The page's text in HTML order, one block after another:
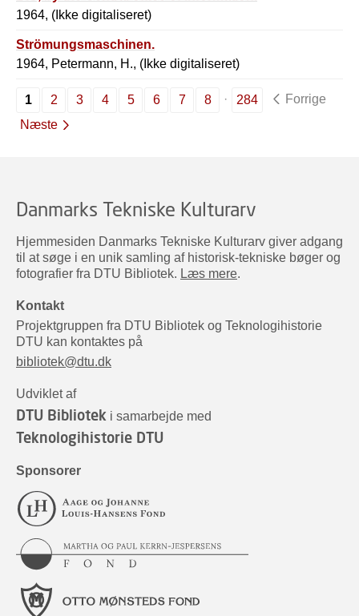
1964, (Ikke digitaliseret)
Strömungsmaschinen.
1964, Petermann, H., (Ikke digitaliseret)
1 2 3 4 5 6 7 8 284
Forrige
Næste
Danmarks Tekniske Kulturarv
Hjemmesiden Danmarks Tekniske Kulturarv giver adgang
til at søge i en unik samling af historisk-tekniske bøger og
fotografier fra DTU Bibliotek. Læs mere.
Kontakt
Projektgruppen fra DTU Bibliotek og Teknologihistorie
DTU kan kontaktes på
bibliotek@dtu.dk
Udviklet af
DTU Bibliotek i samarbejde med
Teknologihistorie DTU
Sponsorer